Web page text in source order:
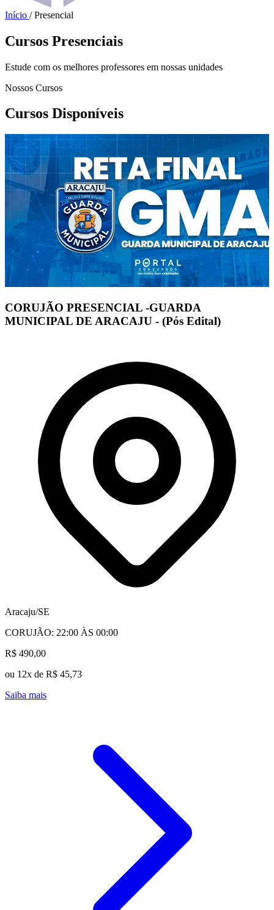
Início / Presencial
Cursos Presenciais
Estude com os melhores professores em nossas unidades
Nossos Cursos
Cursos Disponíveis
CORUJÃO PRESENCIAL -GUARDA
MUNICIPAL DE ARACAJU - (Pós Edital)
Aracaju/SE
CORUJÃO: 22:00 ÀS 00:00
R$ 490,00
ou 12x de R$ 45,73
Saiba mais